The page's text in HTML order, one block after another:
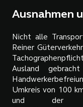
Ausnahmen
Nicht alle
Reiner
Ausland
Umkreis von 100
und der